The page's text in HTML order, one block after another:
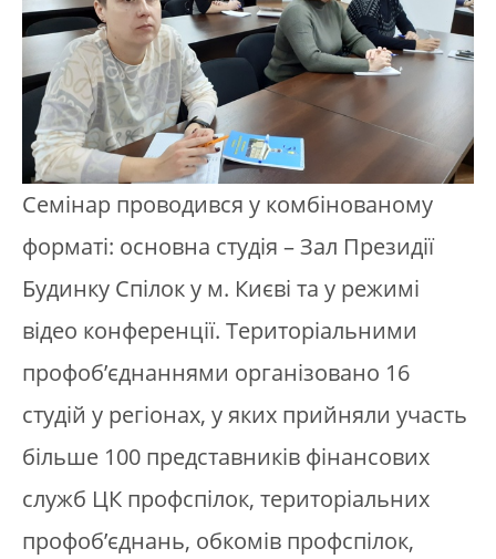
Семінар проводився у комбінованому
форматі: основна студія – Зал Президії
Будинку Спілок у м. Києві та у режимі
відео конференції. Територіальними
профоб’єднаннями організовано 16
студій у регіонах, у яких прийняли участь
більше 100 представників фінансових
служб ЦК профспілок, територіальних
профоб’єднань, обкомів профспілок,